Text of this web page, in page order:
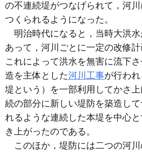
の不連続堤がつなげられて，河
つくられるようになった。
明治時代になると，当時大洪水
あって，河川ごとに一定の改修計
これによって洪水を無害に流下
造を主体とした河川工事が行わ
堤という）を一部利用してかさ
続の部分に新しい堤防を築造し
れるような連続した本堤を中心
き上がったのである。
このほか，堤防には二つの河